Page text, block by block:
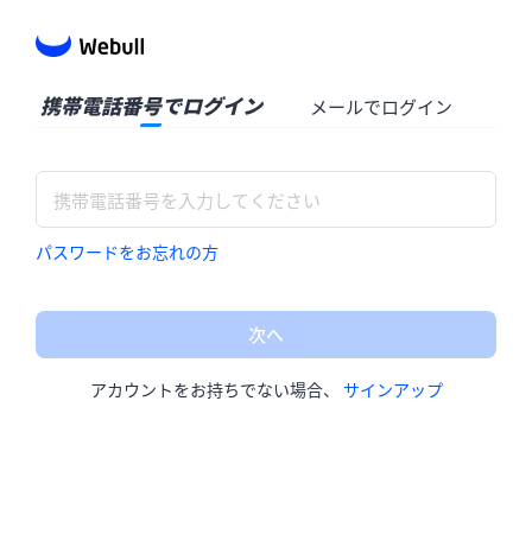
携帯電話番号でログイン メールでログイン
パスワードをお忘れの方
次へ
アカウントをお持ちでない場合、 サインアップ